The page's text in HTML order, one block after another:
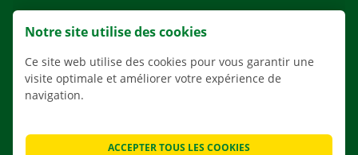
NOS VÉHICULES
NOS SERVICES
SOLUTIONS DE DÉMÉNAGEMENT
Notre site utilise des cookies
Ce site web utilise des cookies pour vous garantir une
visite optimale et améliorer votre expérience de
navigation.
ACCEPTER TOUS LES COOKIES